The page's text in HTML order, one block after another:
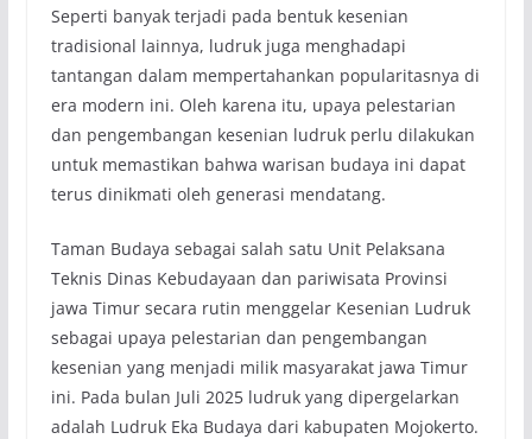
Seperti banyak terjadi pada bentuk kesenian
tradisional lainnya, ludruk juga menghadapi
tantangan dalam mempertahankan popularitasnya di
era modern ini. Oleh karena itu, upaya pelestarian
dan pengembangan kesenian ludruk perlu dilakukan
untuk memastikan bahwa warisan budaya ini dapat
terus dinikmati oleh generasi mendatang.
Taman Budaya sebagai salah satu Unit Pelaksana
Teknis Dinas Kebudayaan dan pariwisata Provinsi
jawa Timur secara rutin menggelar Kesenian Ludruk
sebagai upaya pelestarian dan pengembangan
kesenian yang menjadi milik masyarakat jawa Timur
ini. Pada bulan Juli 2025 ludruk yang dipergelarkan
adalah Ludruk Eka Budaya dari kabupaten Mojokerto.